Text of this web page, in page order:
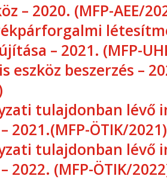
– 2020. (MFP-AEE/
– 2021. (MFP-
eszköz beszerzés –
tulajdonban lévő
2021.(MFP-ÖTIK/2021)
tulajdonban lévő
2022. (MFP-ÖTIK/